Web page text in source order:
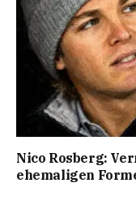
Nico Rosberg:
ehemaligen